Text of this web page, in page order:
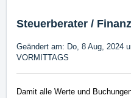
Steuerberater /
Geändert am: Do, 8 Aug, 2024
VORMITTAGS
Damit alle Werte und